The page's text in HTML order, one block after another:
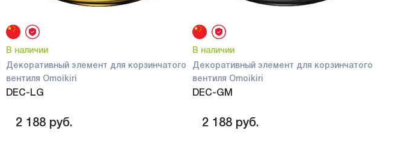
В наличии
Декоративный элемент для корзинчатого
вентиля Omoikiri
DEC-LG
2 188 руб.
В наличии
Декоративный элемент для корзинчатого
вентиля Omoikiri
DEC-GM
2 188 руб.